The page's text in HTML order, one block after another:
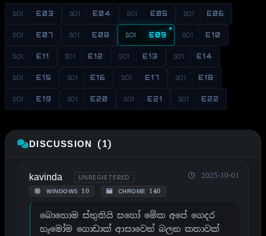
S01 E03 S01 E04 S01 E05 S01 E06
S01 E07 S01 E08 S01 E09 S01 E10
S01 E11 S01 E12 S01 E13 S01 E14
S01 E15 S01 E16 S01 E17 S01 E18
S01 E19 S01 E20 S01 E21 S01 E22
DISCUSSION (1)
kavinda UNREGISTERED
WINDOWS 10 CHROME 140
2025-10-01
බොහොම ස්තුතියි සහෝ මේක අපේ ගෙදර
හැමෝම ගොඩාක් ආසාවෙන් බලන කතාවක්